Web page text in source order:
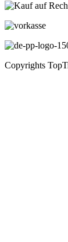
Copyrights